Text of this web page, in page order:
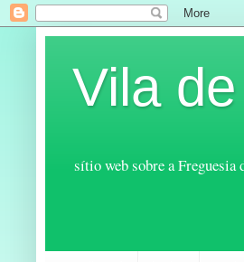
Vila
sítio web sobre a